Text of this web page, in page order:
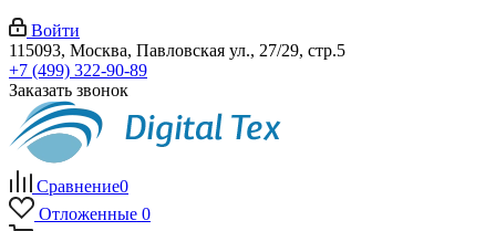
Войти
115093, Москва, Павловская ул., 27/29, стр.5
+7 (499) 322-90-89
Заказать звонок
Сравнение0
Отложенные 0